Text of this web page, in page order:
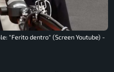
"Ferito dentro" (Screen Youtube) -